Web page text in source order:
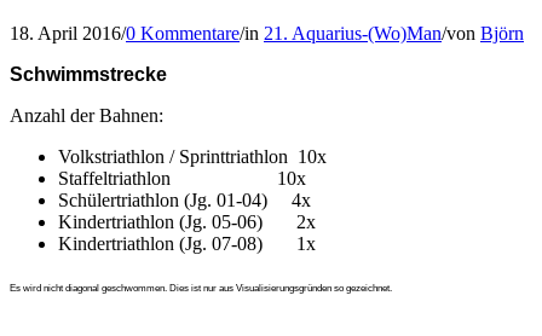
18. April 2016/0 Kommentare/in 21. Aquarius-(Wo)Man/von Björn
Schwimmstrecke
Anzahl der Bahnen:
Volkstriathlon / Sprinttriathlon 10x
Staffeltriathlon 10x
Schülertriathlon (Jg. 01-04) 4x
Kindertriathlon (Jg. 05-06) 2x
Kindertriathlon (Jg. 07-08) 1x
Es wird nicht diagonal geschwommen. Dies ist nur aus Visualisierungsgründen so gezeichnet.